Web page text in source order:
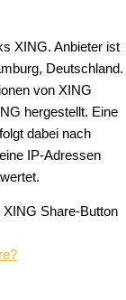
XING. Anbieter ist
Deutschland.
von XING
hergestellt. Eine
dabei nach
IP-Adressen
Share-Button